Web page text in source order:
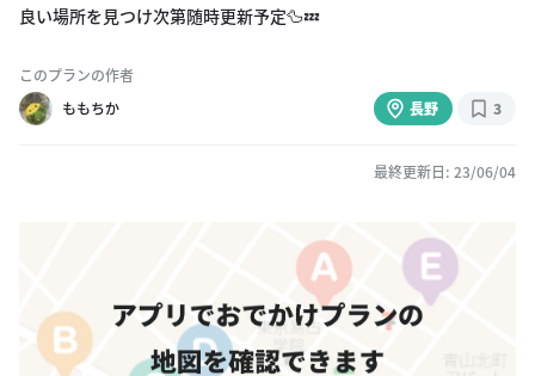
良い場所を見つけ次第随時更新予定🦆💤
このプランの作者
ももちか
長野 3
最終更新日: 23/06/04